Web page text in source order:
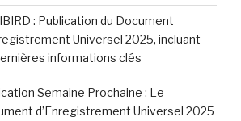
: Publication du Document
Universel 2025, incluant
informations clés
Semaine Prochaine : Le
d’Enregistrement Universel 2025